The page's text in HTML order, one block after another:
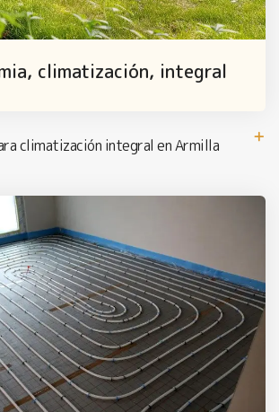
climatización, integral
climatización integral en Armilla